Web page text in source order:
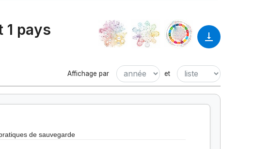
1 pays
Affichage par et
de sauvegarde